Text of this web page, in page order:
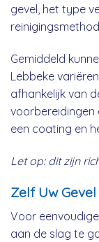
gevel, het type
Gemiddeld
Lebbeke
afhankelijk van
voorbereidingen
een coating en
Let op: dit zijn
Zelf Uw Gevel
Voor
aan de slag te